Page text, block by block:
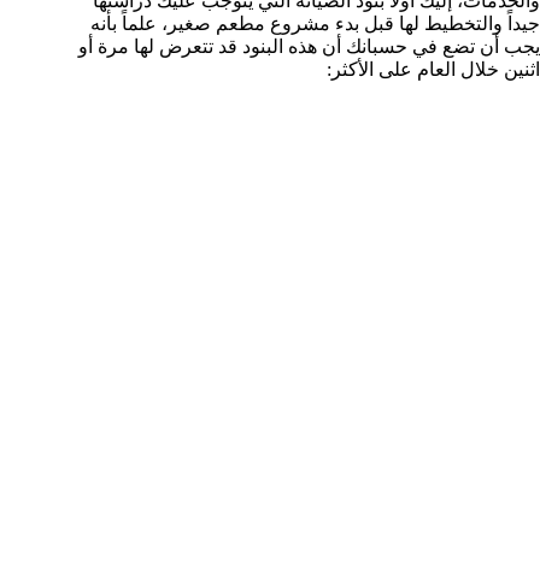
جيداً والتخطيط لها قبل بدء مشروع مطعم صغير، علماً بأنه
يجب أن تضع في حسبانك أن هذه البنود قد تتعرض لها مرة أو
اثنين خلال العام على الأكثر: